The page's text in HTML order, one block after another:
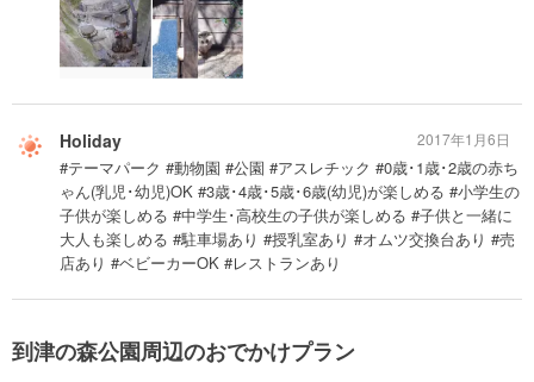
Holiday
#テーマパーク #動物園 #公園 #アスレチック #0歳･1歳･2歳の赤ち
ゃん(乳児･幼児)OK #3歳･4歳･5歳･6歳(幼児)が楽しめる #小学生の
子供が楽しめる #中学生･高校生の子供が楽しめる #子供と一緒に
大人も楽しめる #駐車場あり #授乳室あり #オムツ交換台あり #売
店あり #ベビーカーOK #レストランあり
2017年1月6日
到津の森公園周辺のおでかけプラン